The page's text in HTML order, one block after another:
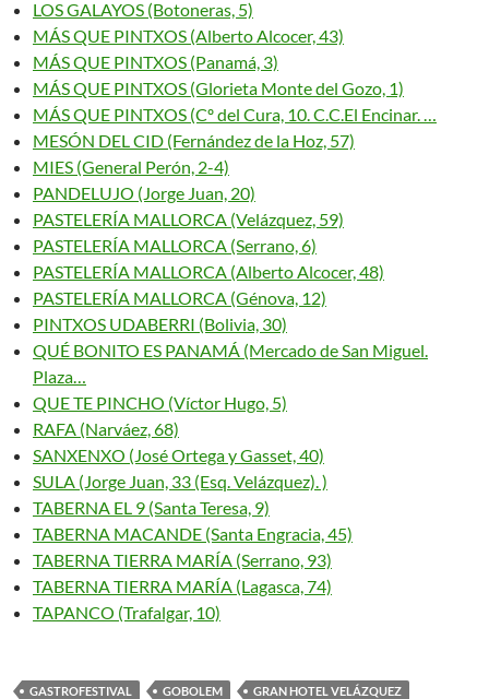
LOS GALAYOS (Botoneras, 5)
MÁS QUE PINTXOS (Alberto Alcocer, 43)
MÁS QUE PINTXOS (Panamá, 3)
MÁS QUE PINTXOS (Glorieta Monte del Gozo, 1)
MÁS QUE PINTXOS (Cº del Cura, 10. C.C.El Encinar. …
MESÓN DEL CID (Fernández de la Hoz, 57)
MIES (General Perón, 2-4)
PANDELUJO (Jorge Juan, 20)
PASTELERÍA MALLORCA (Velázquez, 59)
PASTELERÍA MALLORCA (Serrano, 6)
PASTELERÍA MALLORCA (Alberto Alcocer, 48)
PASTELERÍA MALLORCA (Génova, 12)
PINTXOS UDABERRI (Bolivia, 30)
QUÉ BONITO ES PANAMÁ (Mercado de San Miguel.
Plaza…
QUE TE PINCHO (Víctor Hugo, 5)
RAFA (Narváez, 68)
SANXENXO (José Ortega y Gasset, 40)
SULA (Jorge Juan, 33 (Esq. Velázquez). )
TABERNA EL 9 (Santa Teresa, 9)
TABERNA MACANDE (Santa Engracia, 45)
TABERNA TIERRA MARÍA (Serrano, 93)
TABERNA TIERRA MARÍA (Lagasca, 74)
TAPANCO (Trafalgar, 10)
GASTROFESTIVAL GOBOLEM
GRAN HOTEL VELÁZQUEZ